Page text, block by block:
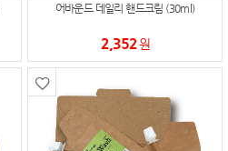
어바운드 데일리 핸드크림 (30ml)
2,352원